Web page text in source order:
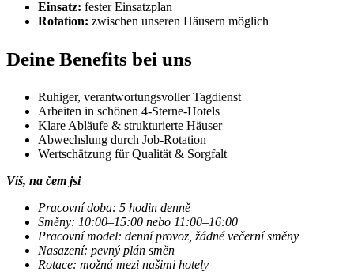
Einsatz: fester Einsatzplan
Rotation: zwischen unseren Häusern möglich
Deine Benefits bei uns
Ruhiger, verantwortungsvoller Tagdienst
Arbeiten in schönen 4-Sterne-Hotels
Klare Abläufe & strukturierte Häuser
Abwechslung durch Job-Rotation
Wertschätzung für Qualität & Sorgfalt
Víš, na čem jsi
Pracovní doba: 5 hodin denně
Směny: 10:00–15:00 nebo 11:00–16:00
Pracovní model: denní provoz, žádné večerní směny
Nasazení: pevný plán směn
Rotace: možná mezi našimi hotely